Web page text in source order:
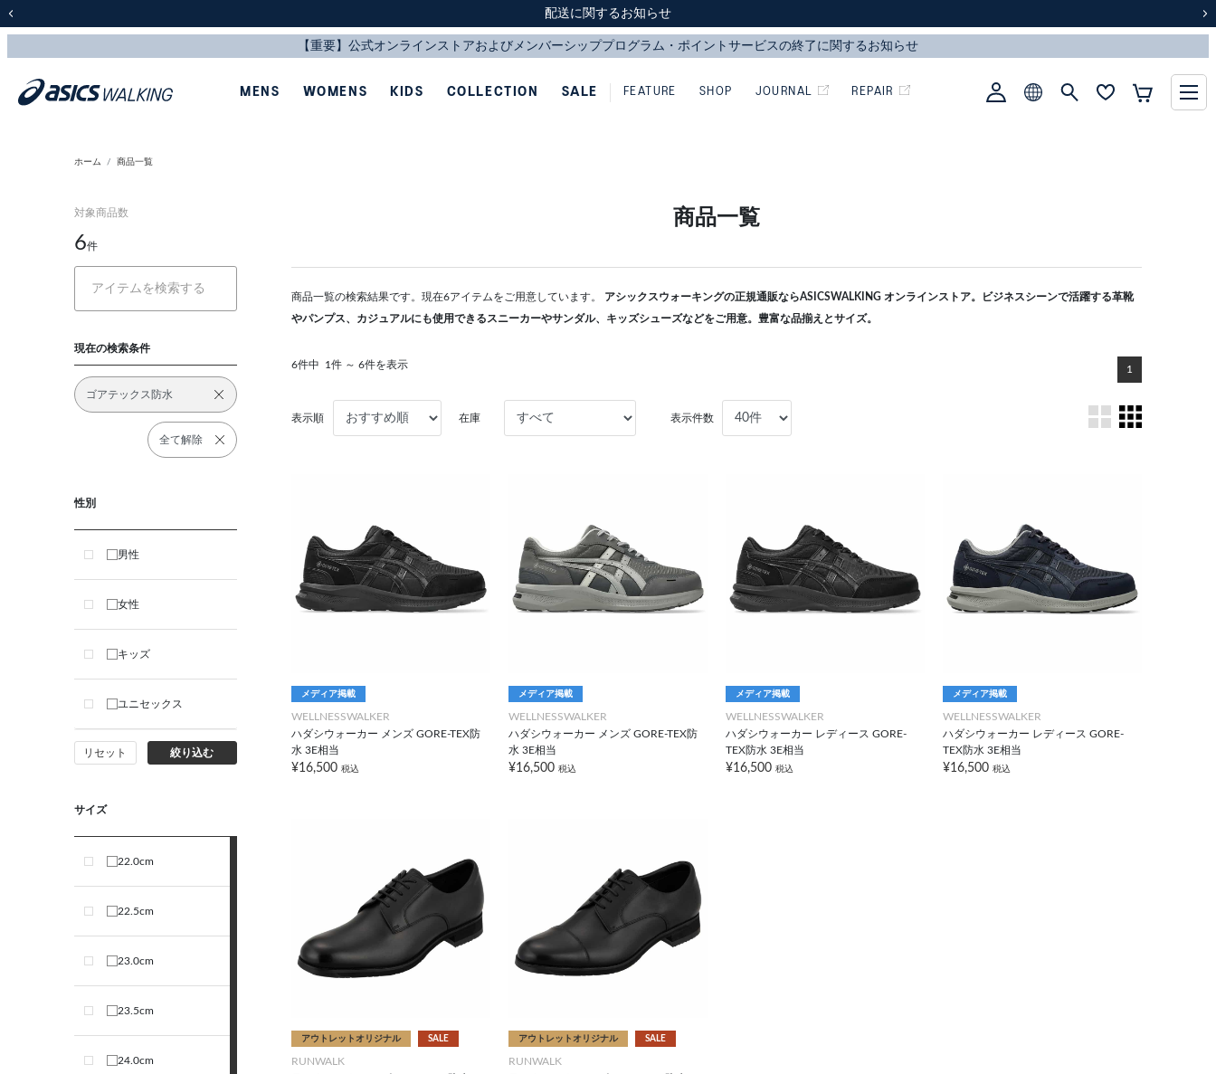
スクスク（SUKU2）価格改定のお知らせ
配送に関するお知らせ
スクスク（SUKU2）価格改定のお知らせ
配送に関するお知らせ
MENS WOMENS KIDS COLLECTION SALE FEATURE SHOP JOURNAL REPAIR
ホーム 商品一覧
対象商品数
6件
現在の検索条件
ゴアテックス防水
全て解除
性別
男性
女性
キッズ
ユニセックス
リセット 絞り込む
サイズ
22.0cm
22.5cm
23.0cm
23.5cm
24.0cm
商品一覧
商品一覧の検索結果です。現在6アイテムをご用意しています。 アシックスウォーキングの正規通販ならASICSWALKING オンラインストア。ビジネスシーンで活躍する革靴
やパンプス、カジュアルにも使用できるスニーカーやサンダル、キッズシューズなどをご用意。豊富な品揃えとサイズ。
6件中 1件 ～ 6件を表示 1
表示順 在庫 表示件数
メディア掲載
WELLNESSWALKER
ハダシウォーカー メンズ GORE-TEX防
水 3E相当
¥16,500 税込
メディア掲載
WELLNESSWALKER
ハダシウォーカー メンズ GORE-TEX防
水 3E相当
¥16,500 税込
メディア掲載
WELLNESSWALKER
ハダシウォーカー レディース GORE-
TEX防水 3E相当
¥16,500 税込
メディア掲載
WELLNESSWALKER
ハダシウォーカー レディース GORE-
TEX防水 3E相当
¥16,500 税込
アウトレットオリジナル SALE
RUNWALK
アウトレットオリジナル SALE
RUNWALK